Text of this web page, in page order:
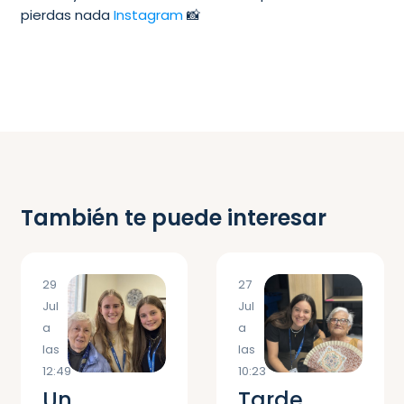
pierdas nada Instagram📸
También te puede interesar
29
Jul
a
las
12:49
27
Jul
a
las
10:23